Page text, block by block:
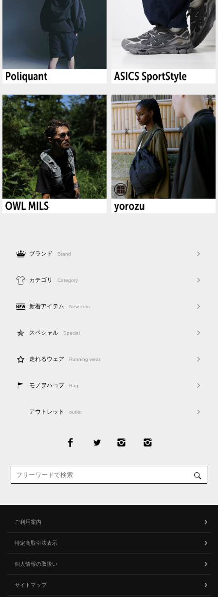
ブランド Brand
カテゴリ Category
新着アイテム New item
スペシャル Special
走れるウェア Running wear
モノヲハコブ Bag
アウトレット outlet
ご利用案内
特定商取引法表示
個人情報の取扱い
サイトマップ